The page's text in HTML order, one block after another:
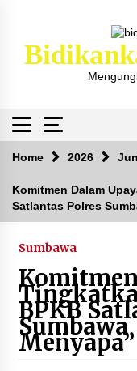
Breaking
Kejaksaan KSB Mulai
Sekongkang Bawah
2 tahun ago
Laporan Dugaan
Kec. Plampang,
Proses Penyelidikan
4 minggu ago
Home 2026
Komitmen Dalam
Satlantas Polres
Sumbawa
BPKB
Menyapa”